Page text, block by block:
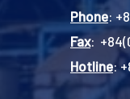
Phone:
Fax:
Hotline: